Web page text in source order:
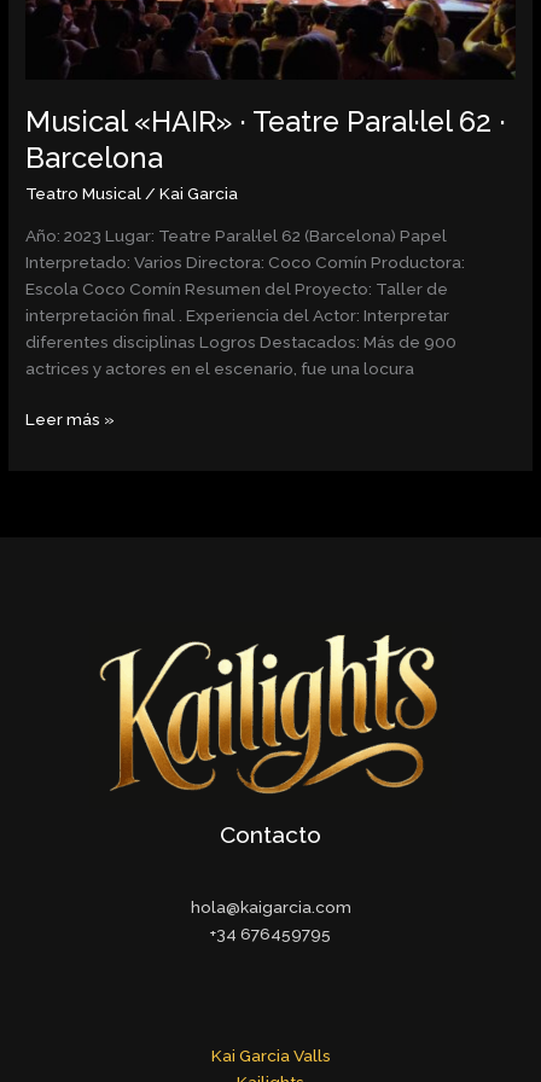
Musical «HAIR» · Teatre Paral·lel 62 ·
Barcelona
Teatro Musical/Kai Garcia
Año: 2023 Lugar: Teatre Paral·lel 62 (Barcelona) Papel
Interpretado: Varios Directora: Coco Comín Productora:
Escola Coco Comín Resumen del Proyecto: Taller de
interpretación final . Experiencia del Actor: Interpretar
diferentes disciplinas Logros Destacados: Más de 900
actrices y actores en el escenario, fue una locura
Leer más »
Contacto
hola@kaigarcia.com
+34 676459795
Kai Garcia Valls